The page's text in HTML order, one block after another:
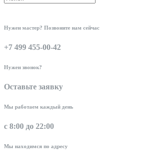
Нужен мастер? Позвоните нам сейчас
+7 499 455-00-42
Нужен звонок?
Оставьте заявку
Мы работаем каждый день
с 8:00 до 22:00
Мы находимся по адресу